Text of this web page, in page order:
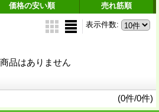
価格の安い順 売れ筋順
表示件数:
品はありません
(0件/0件)